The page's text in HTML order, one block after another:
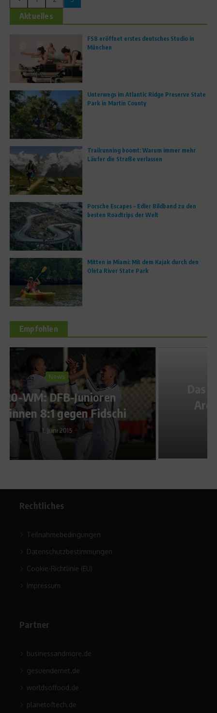
Aktuelles
FS8 eröffnet erstes deutsches Studio in
München
Unterwegs im Atlantic Ridge Preserve State
Park in Martin County
Trailrunning boomt: Warum immer mehr
Läufer die Straße verlassen
Porsche Escapes – Edler Bildband zu den
besten Roadtrips der Welt
Mitten in Miami: Mit dem Kajak durch den
Oleta River State Park
Empfohlen
SportScheck
Das SportScheck-Testival in
Arco – Das Outdoor Test-
Center
Rechtliches
Teilnahmebedingungen
Datenschutzbestimmungen
Cookie-Richtlinie (EU)
Impressum
Partner
businessandmore.de
gesuendernet.de
worldsoffood.de
planetoftech.de